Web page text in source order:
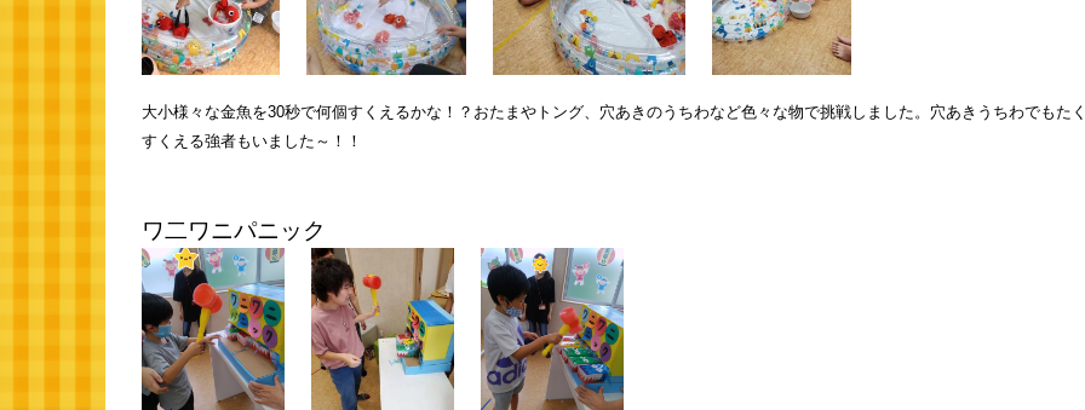
大小様々な金魚を30秒で何個すくえるかな！？おたまやトング、穴あきのうちわなど色々な物で挑戦しました。穴あきうちわでもた
すくえる強者もいました～！！
ワ二ワニパニック